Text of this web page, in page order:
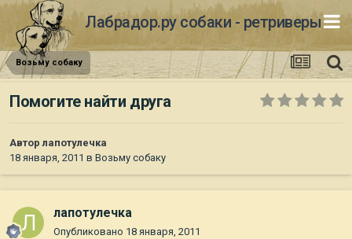
Лабрадор.ру собаки - ретриверы
Возьму собаку
Помогите найти друга
Авторлапотулечка
18 января, 2011 в Возьму собаку
лапотулечка
Опубликовано 18 января, 2011